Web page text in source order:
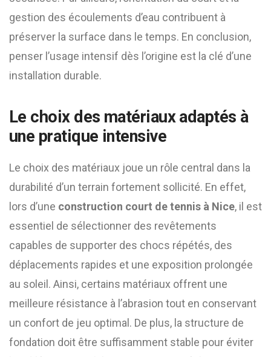
gestion des écoulements d’eau contribuent à
préserver la surface dans le temps. En conclusion,
penser l’usage intensif dès l’origine est la clé d’une
installation durable.
Le choix des matériaux adaptés à
une pratique intensive
Le choix des matériaux joue un rôle central dans la
durabilité d’un terrain fortement sollicité. En effet,
lors d’une construction court de tennis à Nice, il est
essentiel de sélectionner des revêtements
capables de supporter des chocs répétés, des
déplacements rapides et une exposition prolongée
au soleil. Ainsi, certains matériaux offrent une
meilleure résistance à l’abrasion tout en conservant
un confort de jeu optimal. De plus, la structure de
fondation doit être suffisamment stable pour éviter